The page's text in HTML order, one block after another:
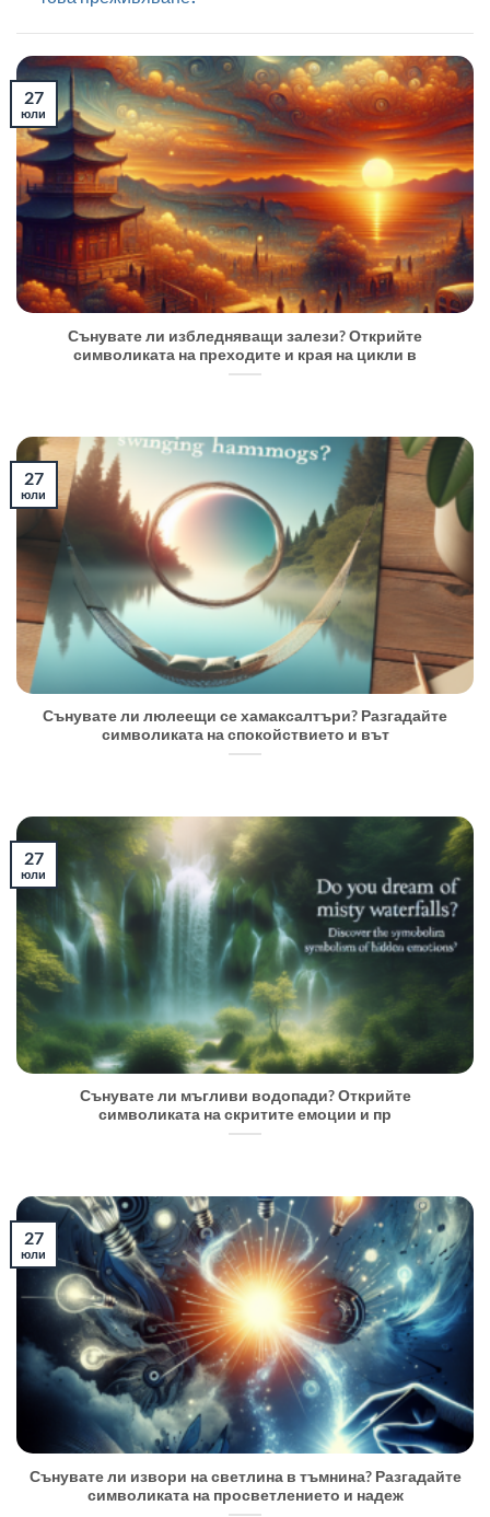
Сънувате ли избледняващи залези? Открийте
символиката на преходите и края на цикли в
27
юли
Сънувате ли люлеещи се хамаксалтъри? Разгадайте
символиката на спокойствието и вът
27
юли
Сънувате ли мъгливи водопади? Открийте
символиката на скритите емоции и пр
27
юли
Сънувате ли извори на светлина в тъмнина? Разгадайте
символиката на просветлението и надеж
27
юли